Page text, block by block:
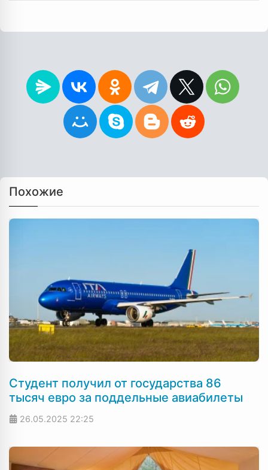
Похожие
Студент получил от государства 86
тысяч евро за поддельные авиабилеты
26.05.2025 22:25